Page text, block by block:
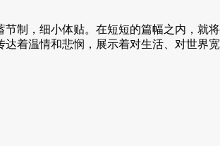
，细小体贴。在短短的篇幅之内，就
着温情和悲悯，展示着对生活、对世界宽